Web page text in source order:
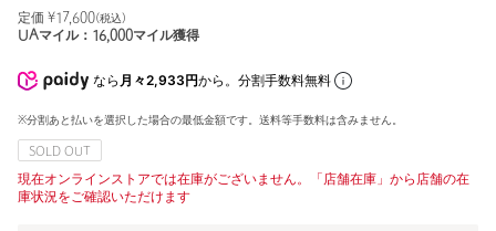
定価 ¥ 17,600(税込)
UAマイル： 16,000マイル獲得
なら 月々2,933円から。分割手数料無料
※分割あと払いを選択した場合の最低金額です。送料等手数料は含みません。
SOLD OUT
現在オンラインストアでは在庫がございません。「店舗在庫」から店舗の在
庫状況をご確認いただけます